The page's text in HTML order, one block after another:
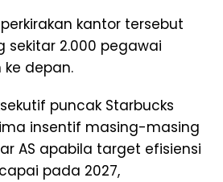
kantor tersebut
sekitar 2.000 pegawai
depan.
puncak Starbucks
insentif masing-masing
AS apabila target efisiensi
pada 2027,